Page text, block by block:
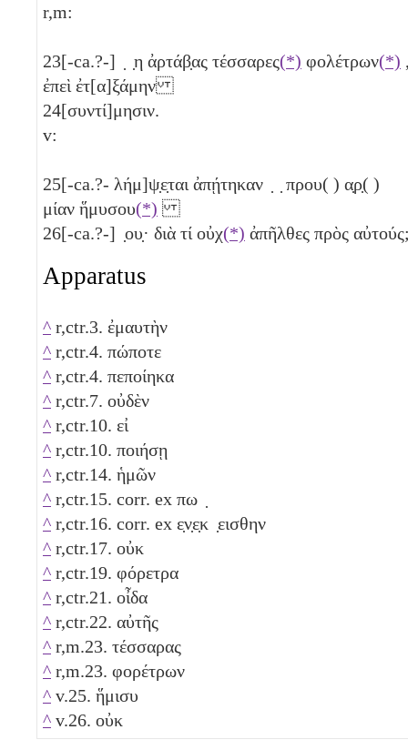
r,m:
23[-ca.?-] ̣ ̣η ἀρτάβ̣ας τέσσαρες(*) φολέτρων(*)
ἐπεὶ ἐτ[α]ξάμην
24[συντί]μησιν.
v:
25[-ca.?- λήμ]ψ̣ε̣ται ἀπῄτηκαν ̣ ̣ πρου( ) α̣ρ̣( )
μίαν ἥμυσου(*)
26[-ca.?-] ̣ου̣· διὰ τί οὐχ(*) ἀπῆλθες πρὸς
Apparatus
^ r,ctr.3. ἐμαυτὴν
^ r,ctr.4. πώποτε
^ r,ctr.4. πεποίηκα
^ r,ctr.7. οὐδὲν
^ r,ctr.10. εἰ
^ r,ctr.10. ποιήσῃ
^ r,ctr.14. ἡμῶν
^ r,ctr.15. corr. ex πω ̣
^ r,ctr.16. corr. ex ε̣ν̣ε̣κ ̣εισθην
^ r,ctr.17. οὐκ
^ r,ctr.19. φόρετρα
^ r,ctr.21. οἶδα
^ r,ctr.22. αὐτῆς
^ r,m.23. τέσσαρας
^ r,m.23. φορέτρων
^ v.25. ἥμισυ
^ v.26. οὐκ